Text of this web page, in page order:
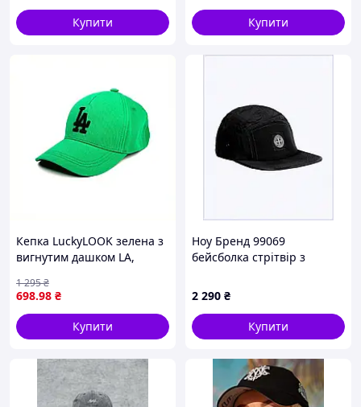
Купити
Купити
Кепка LuckyLOOK зелена з
вигнутим дашком LA,
698.98 ₴
1 295₴
Купити
Ноу Бренд 99069
бейсболка стрітвір з
2 290 ₴
Купити